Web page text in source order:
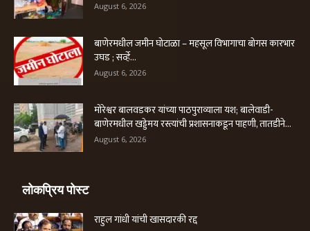
August 6, 2026
बाणेरमधील जमीन घोटाळा – महसूल विभागाचा बोगस कारभार
उघड ; सर्व्हे...
August 6, 2026
मोरेश्वर बालवडकर यांच्या पाठपुराव्याला यश; बालेवाडी-
बाणेरमधील खड्डेमय रस्त्यांची प्रशासनाकडून पाहणी, तातडीने...
August 6, 2026
लोकप्रिय पोस्ट
राहुल गांधी यांची खासदारकी रद्द